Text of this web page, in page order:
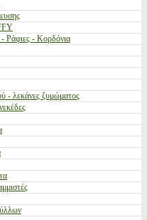
Ράφιες - Κορδόνια
- λεκάνες ζυμώματος